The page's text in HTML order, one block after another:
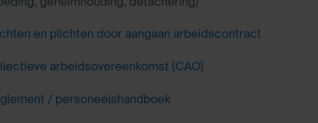
en plichten door aangaan arbeidscontract
arbeidsovereenkomst (CAO)
/ personeelshandboek